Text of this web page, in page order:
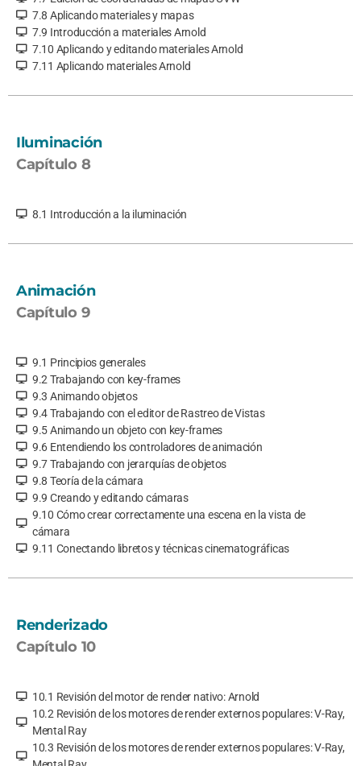
7.8 Aplicando materiales y mapas
7.9 Introducción a materiales Arnold
7.10 Aplicando y editando materiales Arnold
7.11 Aplicando materiales Arnold
Iluminación
Capítulo 8
8.1 Introducción a la iluminación
Animación
Capítulo 9
9.1 Principios generales
9.2 Trabajando con key-frames
9.3 Animando objetos
9.4 Trabajando con el editor de Rastreo de Vistas
9.5 Animando un objeto con key-frames
9.6 Entendiendo los controladores de animación
9.7 Trabajando con jerarquías de objetos
9.8 Teoría de la cámara
9.9 Creando y editando cámaras
9.10 Cómo crear correctamente una escena en la vista de
cámara
9.11 Conectando libretos y técnicas cinematográficas
Renderizado
Capítulo 10
10.1 Revisión del motor de render nativo: Arnold
10.2 Revisión de los motores de render externos populares: V-Ray,
Mental Ray
10.3 Revisión de los motores de render externos populares: V-Ray,